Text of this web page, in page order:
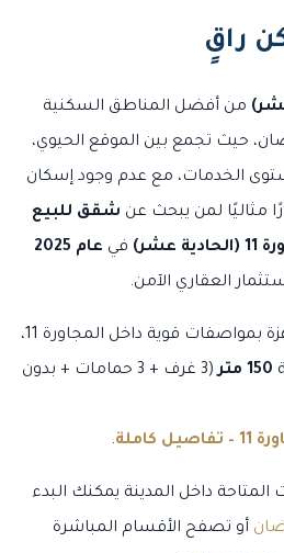
راقٍ
من أفضل المناطق السكنية
حيث تجمع بين الموقع الحيوي،
الخدمات، مع عدم وجود إسكان
مثاليًا لمن يبحث عن شقق للبيع
في عام 2025
العقاري الآمن.
إذا كنت تبحث عن وحدة جاهزة بمواصفات قوية داخل المجاورة 11،
150 متر
(3 غرف + 3 حمامات + بدون
.
المتاحة داخل المدينة يمكنك البدء
أو تصفح الأقسام المباشرة